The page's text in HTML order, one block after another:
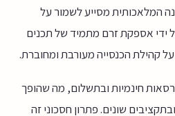
המלאכותית מסייע לשמור על
ידי אספקת זרם מתמיד של תכנים
קהילת הכנסייה מעורבת ומחוברת.
חינמיות ובתשלום, מה שהופך
שונים. פתרון חסכוני זה